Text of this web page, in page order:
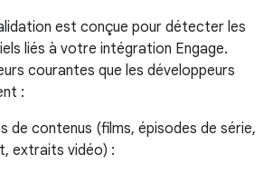
est conçue pour détecter les
liés à votre intégration Engage.
courantes que les développeurs
:
de contenus (films, épisodes de série,
extraits vidéo) :